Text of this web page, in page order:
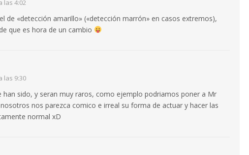
las 4:02
de «detección amarillo» («detección marrón» en casos extremos),
que es hora de un cambio
las 9:30
han sido, y seran muy raros, como ejemplo podriamos poner a Mr
nos parezca comico e irreal su forma de actuar y hacer las
normal xD